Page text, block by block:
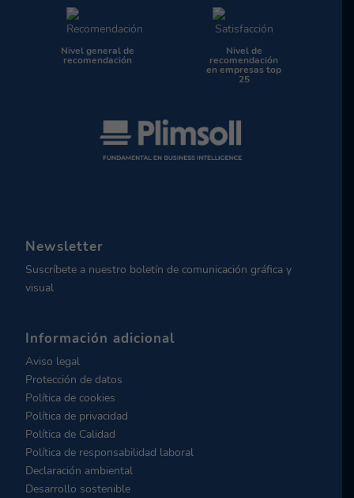
Nivel general de
recomendación
Nivel de
recomendación
en empresas top
25
Newsletter
Suscríbete a nuestro boletín de comunicación gráfica y
visual
Información adicional
Aviso legal
Protección de datos
Política de cookies
Política de privacidad
Política de Calidad
Política de responsabilidad laboral
Declaración ambiental
Desarrollo sostenible